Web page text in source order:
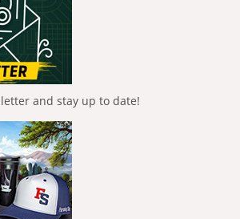
and stay up to date!